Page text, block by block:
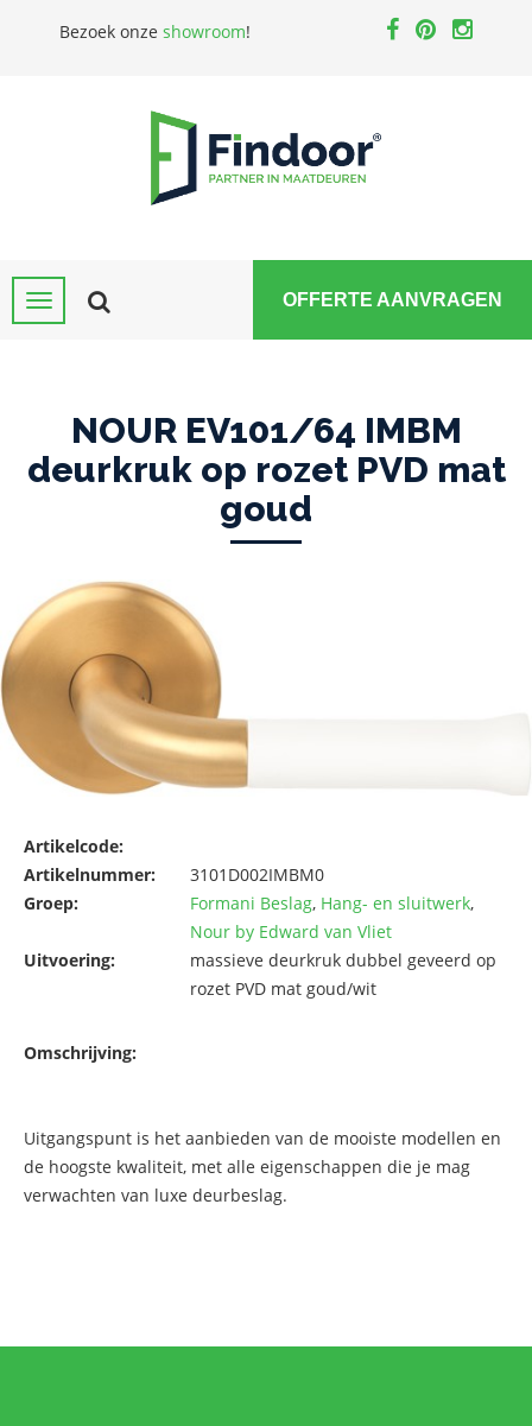
Bezoek onze showroom!
OFFERTE AANVRAGEN
NOUR EV101/64 IMBM
deurkruk op rozet PVD mat
goud
Artikelcode:
Artikelnummer:
3101D002IMBM0
Groep:
Formani Beslag, Hang- en sluitwerk,
Nour by Edward van Vliet
Uitvoering:
massieve deurkruk dubbel geveerd op
rozet PVD mat goud/wit
Omschrijving:
Uitgangspunt is het aanbieden van de mooiste modellen en
de hoogste kwaliteit, met alle eigenschappen die je mag
verwachten van luxe deurbeslag.